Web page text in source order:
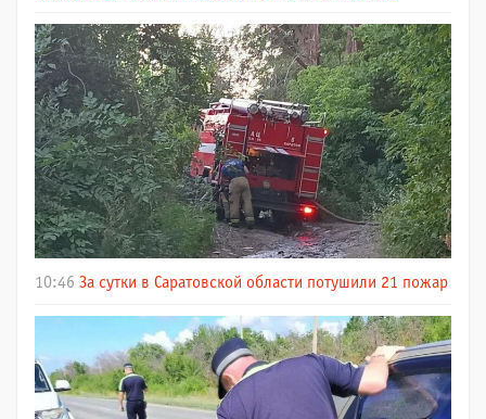
10:46 За сутки в Саратовской области потушили 21 пожар